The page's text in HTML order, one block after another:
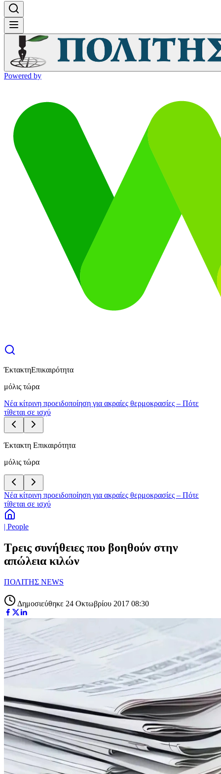
Powered by
ΈκτακτηΕπικαιρότητα
μόλις τώρα
Νέα κίτρινη προειδοποίηση για ακραίες θερμοκρασίες – Πότε
τίθεται σε ισχύ
Έκτακτη Επικαιρότητα
μόλις τώρα
Νέα κίτρινη προειδοποίηση για ακραίες θερμοκρασίες – Πότε
τίθεται σε ισχύ
| People
Τρεις συνήθειες που βοηθούν στην
απώλεια κιλών
ΠΟΛΙΤΗΣ NEWS
Δημοσιεύθηκε 24 Οκτωβρίου 2017 08:30